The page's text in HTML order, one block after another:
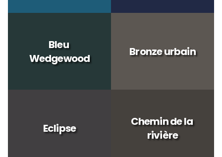
Bleu
Wedgewood
Bronze urbain
Eclipse
Chemin de la
rivière